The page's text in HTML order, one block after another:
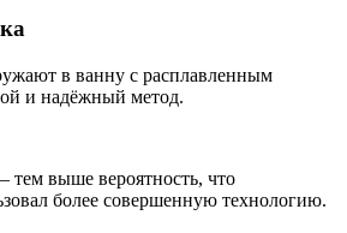
в ванну с расплавленным
и надёжный метод.
выше вероятность, что
более совершенную технологию.